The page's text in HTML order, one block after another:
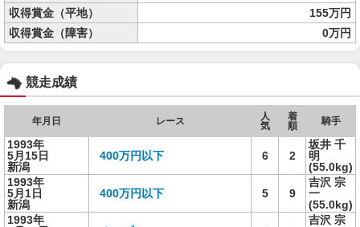
収得賞金（平地）
155万円
収得賞金（障害）
0万円
競走成績
年月日 レース
人
気
着
順
騎手
1993年
5月15日
新潟
400万円以下 6 2
坂井 千
明
(55.0kg)
1993年
5月1日
新潟
400万円以下 5 9
吉沢 宗
一
(55.0kg)
1993年
吉沢 宗